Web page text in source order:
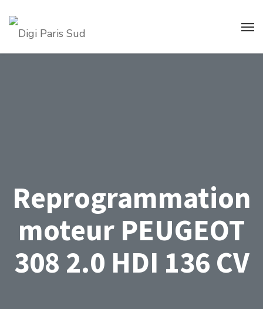
Reprogrammation
moteur PEUGEOT
308 2.0 HDI 136 CV